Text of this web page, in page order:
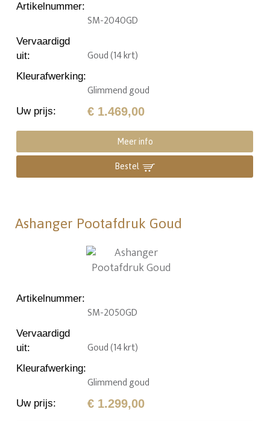
Artikelnummer:
SM-2040GD
Vervaardigd
uit: Goud (14 krt)
Kleurafwerking:
Glimmend goud
Uw prijs: € 1.469,00
Meer info
Bestel
Ashanger Pootafdruk Goud
Artikelnummer:
SM-2050GD
Vervaardigd
uit: Goud (14 krt)
Kleurafwerking:
Glimmend goud
Uw prijs: € 1.299,00